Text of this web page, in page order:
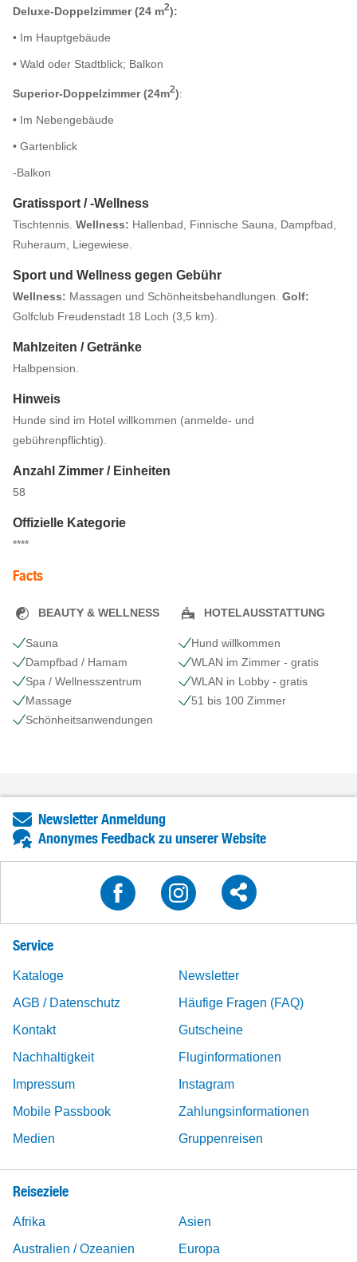
Deluxe-Doppelzimmer (24 m2):
• Im Hauptgebäude
• Wald oder Stadtblick; Balkon
Superior-Doppelzimmer (24m2):
• Im Nebengebäude
• Gartenblick
-Balkon
Gratissport / -Wellness
Tischtennis. Wellness: Hallenbad, Finnische Sauna, Dampfbad,
Ruheraum, Liegewiese.
Sport und Wellness gegen Gebühr
Wellness: Massagen und Schönheitsbehandlungen. Golf:
Golfclub Freudenstadt 18 Loch (3,5 km).
Mahlzeiten / Getränke
Halbpension.
Hinweis
Hunde sind im Hotel willkommen (anmelde- und
gebührenpflichtig).
Anzahl Zimmer / Einheiten
58
Offizielle Kategorie
****
Facts
BEAUTY & WELLNESS
Sauna
Dampfbad / Hamam
Spa / Wellnesszentrum
Massage
Schönheits​anwendungen
HOTELAUSSTATTUNG
Hund willkommen
WLAN im Zimmer - gratis
WLAN in Lobby - gratis
51 bis 100 Zimmer
Newsletter Anmeldung
Anonymes Feedback zu unserer Website
Service
Kataloge
Newsletter
AGB / Datenschutz
Häufige Fragen (FAQ)
Kontakt
Gutscheine
Nachhaltigkeit
Fluginformationen
Impressum
Instagram
Mobile Passbook
Zahlungsinformationen
Medien
Gruppenreisen
Reiseziele
Afrika
Asien
Australien / Ozeanien
Europa